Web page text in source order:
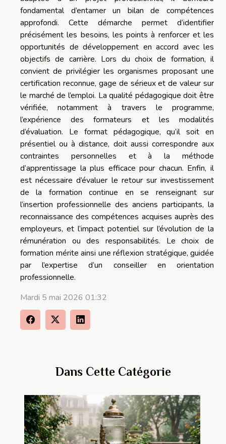
Dans Cette Catégorie
fondamental d’entamer un bilan de compétences
approfondi. Cette démarche permet d’identifier
précisément les besoins, les points à renforcer et les
opportunités de développement en accord avec les
objectifs de carrière. Lors du choix de formation, il
convient de privilégier les organismes proposant une
certification reconnue, gage de sérieux et de valeur sur
le marché de l’emploi. La qualité pédagogique doit être
vérifiée, notamment à travers le programme,
l’expérience des formateurs et les modalités
d’évaluation. Le format pédagogique, qu’il soit en
présentiel ou à distance, doit aussi correspondre aux
contraintes personnelles et à la méthode
d’apprentissage la plus efficace pour chacun. Enfin, il
est nécessaire d’évaluer le retour sur investissement
de la formation continue en se renseignant sur
l’insertion professionnelle des anciens participants, la
reconnaissance des compétences acquises auprès des
employeurs, et l’impact potentiel sur l’évolution de la
rémunération ou des responsabilités. Le choix de
formation mérite ainsi une réflexion stratégique, guidée
par l’expertise d’un conseiller en orientation
professionnelle.
Mardi 5 mai 2026 01:32